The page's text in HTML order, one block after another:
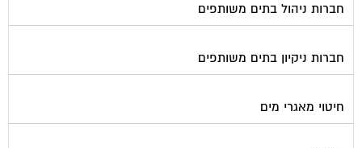
חברות ניהול בתים משותפים
חברות ניקיון בתים משותפים
חיטוי מאגרי מים